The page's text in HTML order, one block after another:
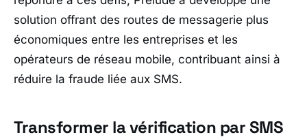
solution offrant des routes de messagerie plus
économiques entre les entreprises et les
opérateurs de réseau mobile, contribuant ainsi à
réduire la fraude liée aux SMS.
Transformer la vérification par SMS